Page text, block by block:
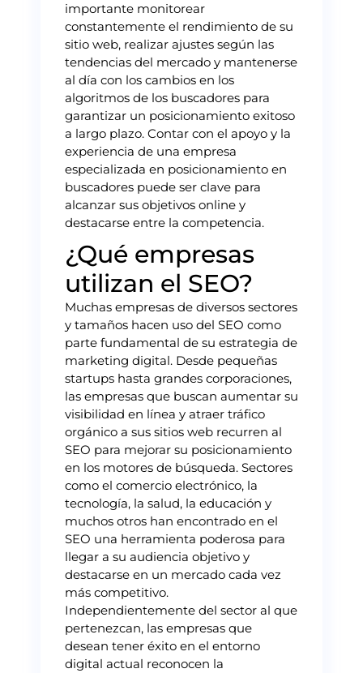
importante monitorear
constantemente el rendimiento de su
sitio web, realizar ajustes según las
tendencias del mercado y mantenerse
al día con los cambios en los
algoritmos de los buscadores para
garantizar un posicionamiento exitoso
a largo plazo. Contar con el apoyo y la
experiencia de una empresa
especializada en posicionamiento en
buscadores puede ser clave para
alcanzar sus objetivos online y
destacarse entre la competencia.
¿Qué empresas
utilizan el SEO?
Muchas empresas de diversos sectores
y tamaños hacen uso del SEO como
parte fundamental de su estrategia de
marketing digital. Desde pequeñas
startups hasta grandes corporaciones,
las empresas que buscan aumentar su
visibilidad en línea y atraer tráfico
orgánico a sus sitios web recurren al
SEO para mejorar su posicionamiento
en los motores de búsqueda. Sectores
como el comercio electrónico, la
tecnología, la salud, la educación y
muchos otros han encontrado en el
SEO una herramienta poderosa para
llegar a su audiencia objetivo y
destacarse en un mercado cada vez
más competitivo.
Independientemente del sector al que
pertenezcan, las empresas que
desean tener éxito en el entorno
digital actual reconocen la